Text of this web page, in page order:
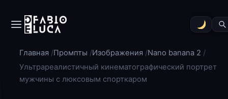
Главная Промпты Изображения
Nano banana 2
Ультрареалистичный кинематографический портрет
мужчины с люксовым спорткаром